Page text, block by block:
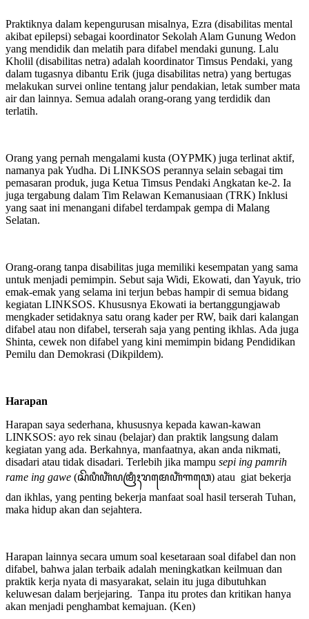
Praktiknya dalam kepengurusan misalnya, Ezra (disabilitas mental
akibat epilepsi) sebagai koordinator Sekolah Alam Gunung Wedon
yang mendidik dan melatih para difabel mendaki gunung. Lalu
Kholil (disabilitas netra) adalah koordinator Timsus Pendaki, yang
dalam tugasnya dibantu Erik (juga disabilitas netra) yang bertugas
melakukan survei online tentang jalur pendakian, letak sumber mata
air dan lainnya. Semua adalah orang-orang yang terdidik dan
terlatih.
Orang yang pernah mengalami kusta (OYPMK) juga terlinat aktif,
namanya pak Yudha. Di LINKSOS perannya selain sebagai tim
pemasaran produk, juga Ketua Timsus Pendaki Angkatan ke-2. Ia
juga tergabung dalam Tim Relawan Kemanusiaan (TRK) Inklusi
yang saat ini menangani difabel terdampak gempa di Malang
Selatan.
Orang-orang tanpa disabilitas juga memiliki kesempatan yang sama
untuk menjadi pemimpin. Sebut saja Widi, Ekowati, dan Yayuk, trio
emak-emak yang selama ini terjun bebas hampir di semua bidang
kegiatan LINKSOS. Khususnya Ekowati ia bertanggungjawab
mengkader setidaknya satu orang kader per RW, baik dari kalangan
difabel atau non difabel, terserah saja yang penting ikhlas. Ada juga
Shinta, cewek non difabel yang kini memimpin bidang Pendidikan
Pemilu dan Demokrasi (Dikpildem).
Harapan
Harapan saya sederhana, khususnya kepada kawan-kawan
LINKSOS: ayo rek sinau (belajar) dan praktik langsung dalam
kegiatan yang ada. Berkahnya, manfaatnya, akan anda nikmati,
disadari atau tidak disadari. Terlebih jika mampu sepi ing pamrih
rame ing gawe (ꦱꦼꦥꦶ​ꦲꦶꦁ​​ꦥꦩꦿꦶꦃ​ꦫꦩꦺ​ꦲꦶꦁ​​ꦒꦮꦺ) atau giat bekerja
dan ikhlas, yang penting bekerja manfaat soal hasil terserah Tuhan,
maka hidup akan dan sejahtera.
Harapan lainnya secara umum soal kesetaraan soal difabel dan non
difabel, bahwa jalan terbaik adalah meningkatkan keilmuan dan
praktik kerja nyata di masyarakat, selain itu juga dibutuhkan
keluwesan dalam berjejaring. Tanpa itu protes dan kritikan hanya
akan menjadi penghambat kemajuan. (Ken)